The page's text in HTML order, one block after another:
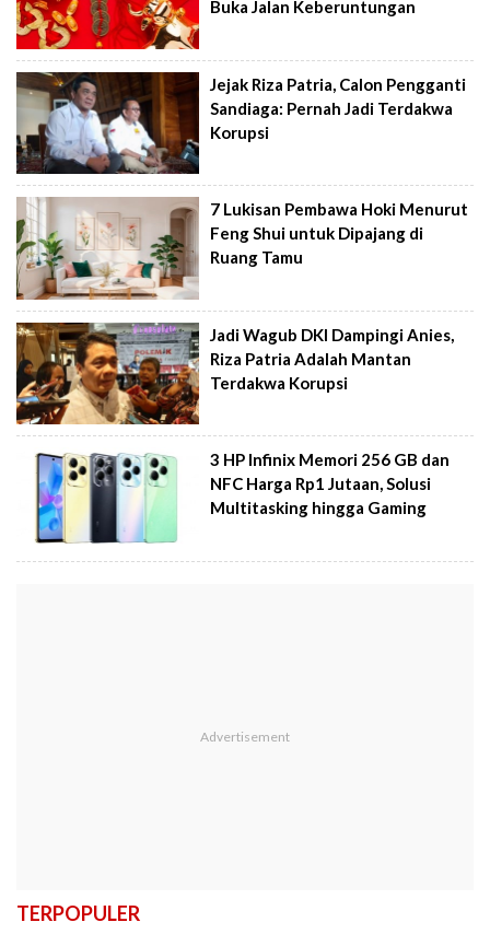
Buka Jalan Keberuntungan
Jejak Riza Patria, Calon Pengganti
Sandiaga: Pernah Jadi Terdakwa
Korupsi
7 Lukisan Pembawa Hoki Menurut
Feng Shui untuk Dipajang di
Ruang Tamu
Jadi Wagub DKI Dampingi Anies,
Riza Patria Adalah Mantan
Terdakwa Korupsi
3 HP Infinix Memori 256 GB dan
NFC Harga Rp1 Jutaan, Solusi
Multitasking hingga Gaming
TERPOPULER